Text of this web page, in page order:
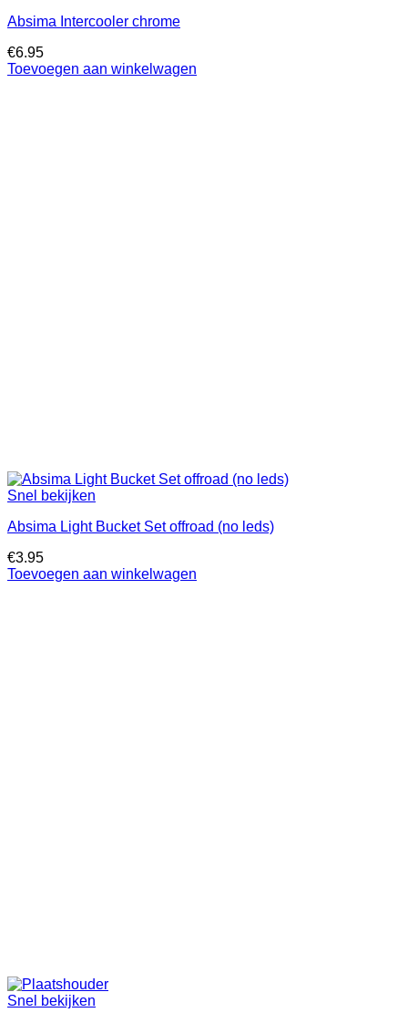
Absima Intercooler chrome
€6.95
Toevoegen aan winkelwagen
Snel bekijken
Absima Light Bucket Set offroad (no leds)
€3.95
Toevoegen aan winkelwagen
Snel bekijken